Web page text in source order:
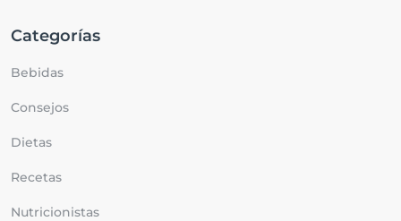
Categorías
Bebidas
Consejos
Dietas
Recetas
Nutricionistas